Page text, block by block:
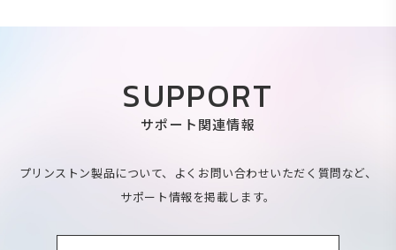
SUPPORT
サポート関連情報
プリンストン製品について、よくお問い合わせいただく質問など、
サポート情報を掲載します。